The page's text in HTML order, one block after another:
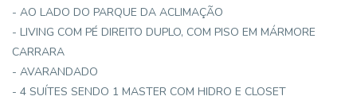
- AO LADO DO PARQUE DA ACLIMAÇÃO
- LIVING COM PÉ DIREITO DUPLO, COM PISO EM MÁRMORE
CARRARA
- AVARANDADO
- 4 SUÍTES SENDO 1 MASTER COM HIDRO E CLOSET